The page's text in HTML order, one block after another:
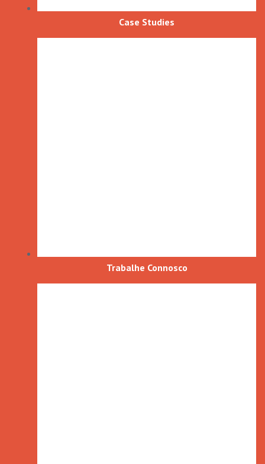
Case Studies
Trabalhe Connosco